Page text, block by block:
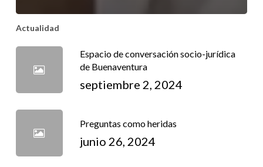
Actualidad
Espacio de conversación socio-jurídica
de Buenaventura
septiembre 2, 2024
Preguntas como heridas
junio 26, 2024